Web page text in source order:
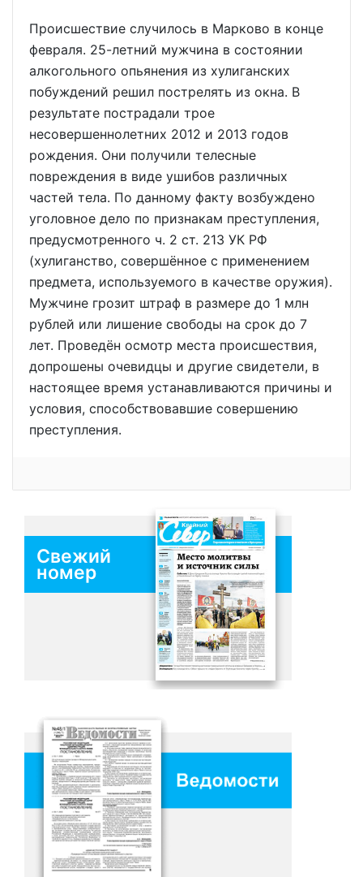
Происшествие случилось в Марково в конце
февраля. 25-летний мужчина в состоянии
алкогольного опьянения из хулиганских
побуждений решил пострелять из окна. В
результате пострадали трое
несовершеннолетних 2012 и 2013 годов
рождения. Они получили телесные
повреждения в виде ушибов различных
частей тела. По данному факту возбуждено
уголовное дело по признакам преступления,
предусмотренного ч. 2 ст. 213 УК РФ
(хулиганство, совершённое с применением
предмета, используемого в качестве оружия).
Мужчине грозит штраф в размере до 1 млн
рублей или лишение свободы на срок до 7
лет. Проведён осмотр места происшествия,
допрошены очевидцы и другие свидетели, в
настоящее время устанавливаются причины и
условия, способствовавшие совершению
преступления.
Свежий
номер